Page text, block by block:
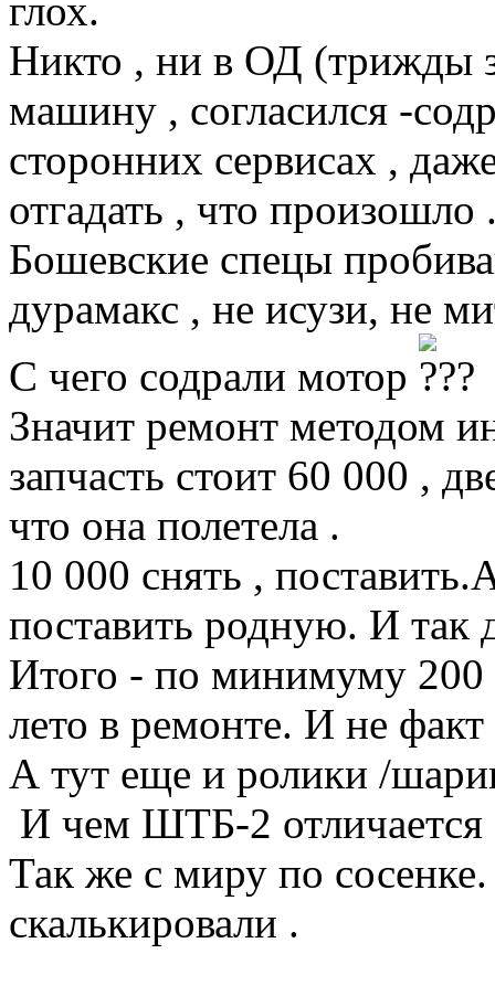
глох.
Никто , ни в ОД (трижды
машину , согласился -
сторонних сервисах ,
отгадать , что произошло
Бошевские спецы
дурамакс , не исузи, не
С чего содрали мотор
Значит ремонт методом
запчасть стоит 60 000 ,
что она полетела .
10 000 снять ,
поставить родную. И так
Итого - по минимуму 200
лето в ремонте. И не
А тут еще и ролики /
И чем ШТБ-2 отличается
Так же с миру по
скалькировали .